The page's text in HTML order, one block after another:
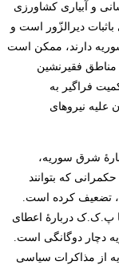
و آبیاری کشاورزی
دیرالزّور است و
دارند، ممکن است
مناطق فقیرنشین
فراگیر به
علیه نیروهای
شرق سوریه،
که بتوانند
تضعیف کرده است.
پ.ک.ک دربارۀ اعطای
دچار دوگانگی است.
از مذاکرات سیاسی